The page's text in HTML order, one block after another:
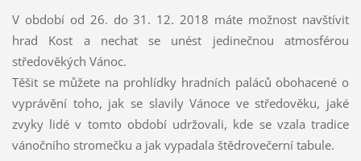
V období od 26. do 31. 12. 2018 máte možnost navštívit
hrad Kost a nechat se unést jedinečnou atmosférou
středověkých Vánoc.
Těšit se můžete na prohlídky hradních paláců obohacené o
vyprávění toho, jak se slavily Vánoce ve středověku, jaké
zvyky lidé v tomto období udržovali, kde se vzala tradice
vánočního stromečku a jak vypadala štědrovečerní tabule.